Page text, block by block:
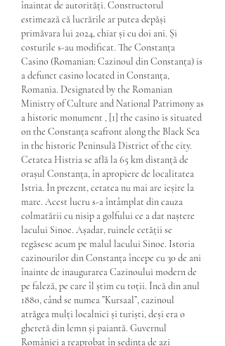
înaintat de autorități. Constructorul
estimează că lucrările ar putea depăși
primăvara lui 2024, chiar și cu doi ani. Și
costurile s-au modificat. The Constanța
Casino (Romanian: Cazinoul din Constanța) is
a defunct casino located in Constanța,
Romania. Designated by the Romanian
Ministry of Culture and National Patrimony as
a historic monument , [1] the casino is situated
on the Constanța seafront along the Black Sea
in the historic Peninsulă District of the city.
Cetatea Histria se află la 65 km distanță de
orașul Constanța, în apropiere de localitatea
Istria. În prezent, cetatea nu mai are ieșire la
mare. Acest lucru s-a întâmplat din cauza
colmatării cu nisip a golfului ce a dat naștere
lacului Sinoe. Așadar, ruinele cetății se
regăsesc acum pe malul lacului Sinoe. Istoria
cazinourilor din Constanța începe cu 30 de ani
înainte de inaugurarea Cazinoului modern de
pe faleză, pe care îl știm cu toții. Încă din anul
1880, când se numea ”Kursaal”, cazinoul
atrăgea mulți localnici și turiști, deși era o
gheretă din lemn și paiantă. Guvernul
României a reaprobat în şedinţa de azi